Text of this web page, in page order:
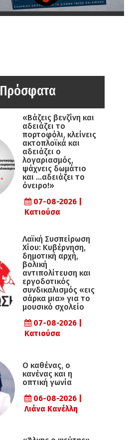
Πρόσφατα
«Βάζεις βενζίνη και
αδειάζει το
πορτοφόλι, κλείνεις
ακτοπλοϊκά και
αδειάζει ο
λογαριασμός,
ψάχνεις δωμάτιο
και …αδειάζει το
όνειρο!»
07-08-2026 |
Κατιούσα
Λαϊκή Συσπείρωση
Χίου: Κυβέρνηση,
δημοτική αρχή,
βολική
αντιπολίτευση και
εργοδοτικός
συνδικαλισμός «εις
σάρκα μια» για το
μουσικό σχολείο
07-08-2026 |
Κατιούσα
Ο καθένας, ο
κανένας και η
οπτική γωνία
06-08-2026 |
Λιάνα Κανέλλη